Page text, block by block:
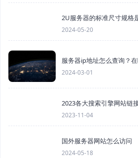
2U服务器的标准尺寸规格
2024-05-20
服务器ip地址怎么查询？
2024-03-01
2023各大搜索引擎网站链
2023-11-04
国外服务器网站怎么访问
2024-05-18